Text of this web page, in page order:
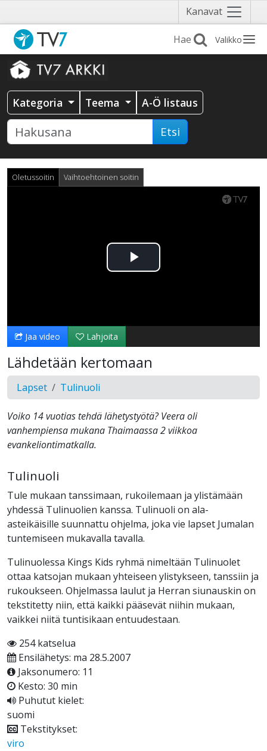
Kanavat Näytä
valikko
Valikko
Kategoria Teema A-Ö listaus
Etsi
Oletussoitin Vaihtoehtoinen soitin
Toista
Jaa video Lahjoita
Lähdetään kertomaan
Lapset Tulinuoli
Voiko 14 vuotias tehdä lähetystyötä? Veera oli
vanhempiensa mukana Thaimaassa 2 viikkoa
evankeliontimatkalla.
Tulinuoli
Tule mukaan tanssimaan, rukoilemaan ja ylistämään
yhdessä Tulinuolien kanssa. Tulinuoli on ala-
asteikäisille suunnattu ohjelma, joka vie lapset Jumalan
tuntemiseen mukavalla tavalla.
Tulinuolessa Kings Kids ryhmä nimeltään Tulinuolet
ottaa katsojan mukaan yhteiseen ylistykseen, tanssiin ja
rukoukseen. Ohjelmassa laulut ja Herran siunauskin on
tekstitetty niin, että kaikki pääsevät niihin mukaan,
vaikkei niitä tuntisikaan entuudestaan.
254 katselua
Ensilähetys: ma 28.5.2007
Jaksonumero: 11
Kesto: 30 min
Puhutut kielet:
suomi
Tekstitykset:
viro